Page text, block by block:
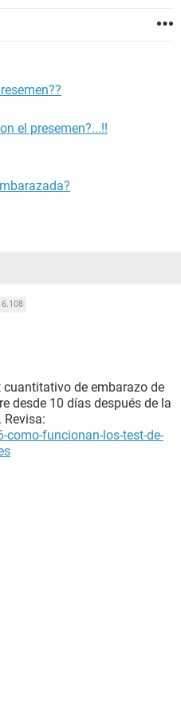
el presemen?...!!
de embarazo de
desde 10 días después de la
funcionan-los-test-de-